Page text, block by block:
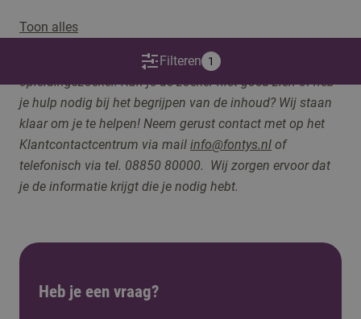
Toon alles
Filteren 1
Op deze pagina maken we gebruik van een
opleidingszoeker. Kan je de zoeker niet goed zien of heb
je hulp nodig bij het begrijpen van de inhoud? Wij staan
klaar om je te helpen! Neem gerust contact met op het
Klantcontactcentrum via mail info@fontys.nl of
telefonisch via tel. 08850 80000. Wij zorgen ervoor dat
je de informatie krijgt die je nodig hebt.
Heb je een vraag?